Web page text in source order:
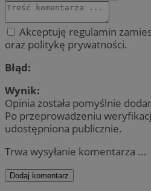
Akceptuję regulamin
oraz politykę prywatności.
Błąd:
Wynik:
Opinia została pomyślnie
Po przeprowadzeniu
udostępniona publicznie.
Trwa wysyłanie komentarza ...
Dodaj komentarz